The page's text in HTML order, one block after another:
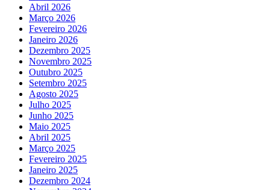
Abril 2026
Março 2026
Fevereiro 2026
Janeiro 2026
Dezembro 2025
Novembro 2025
Outubro 2025
Setembro 2025
Agosto 2025
Julho 2025
Junho 2025
Maio 2025
Abril 2025
Março 2025
Fevereiro 2025
Janeiro 2025
Dezembro 2024